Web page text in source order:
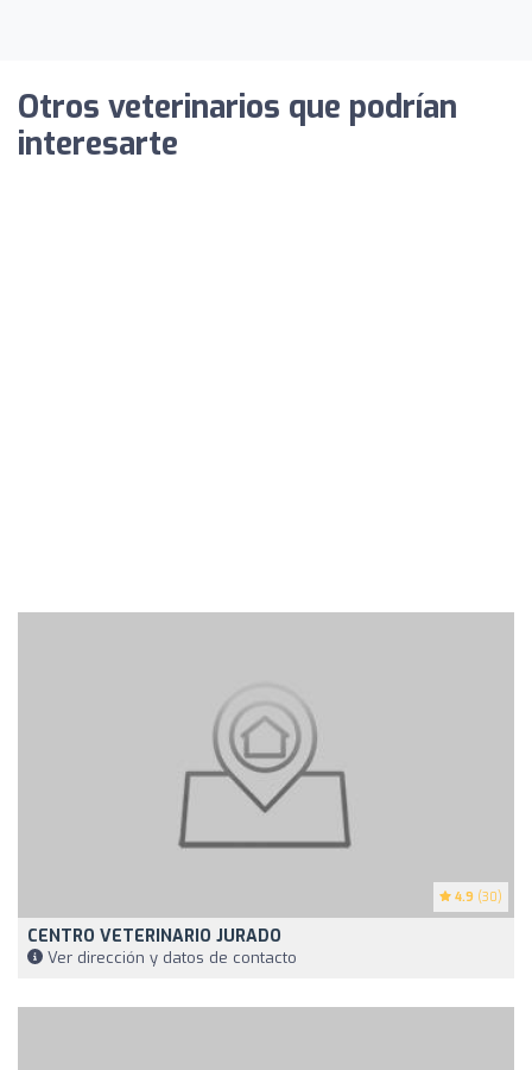
Otros veterinarios que podrían
interesarte
4.9 (30)
CENTRO VETERINARIO JURADO
Ver dirección y datos de contacto